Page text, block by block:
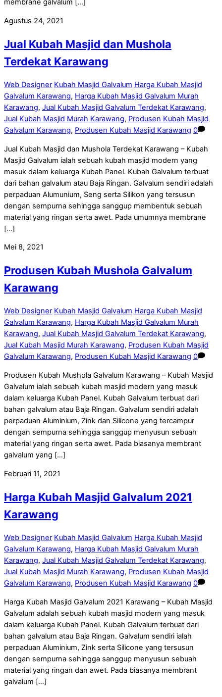
membrane galvalum […]
Agustus 24, 2021
Jual Kubah Masjid dan Mushola
Terdekat Karawang
Web Designer Kubah Masjid Galvalum Harga Kubah Masjid
Galvalum Karawang, Harga Kubah Masjid Galvalum Murah
Karawang, Jual Kubah Masjid Galvalum Terdekat Karawang,
Jual Kubah Masjid Murah Karawang, Produsen Kubah Masjid
Galvalum Karawang, Produsen Kubah Masjid Karawang 0
Jual Kubah Masjid dan Mushola Terdekat Karawang – Kubah
Masjid Galvalum ialah sebuah kubah masjid modern yang
masuk dalam keluarga Kubah Panel. Kubah Galvalum terbuat
dari bahan galvalum atau Baja Ringan. Galvalum sendiri adalah
perpaduan Alumunium, Seng serta Silikon yang tersusun
dengan sempurna sehingga sanggup membentuk sebuah
material yang ringan serta awet. Pada umumnya membrane
[…]
Mei 8, 2021
Produsen Kubah Mushola Galvalum
Karawang
Web Designer Kubah Masjid Galvalum Harga Kubah Masjid
Galvalum Karawang, Harga Kubah Masjid Galvalum Murah
Karawang, Jual Kubah Masjid Galvalum Terdekat Karawang,
Jual Kubah Masjid Murah Karawang, Produsen Kubah Masjid
Galvalum Karawang, Produsen Kubah Masjid Karawang 0
Produsen Kubah Mushola Galvalum Karawang – Kubah Masjid
Galvalum ialah sebuah kubah masjid modern yang masuk
dalam keluarga Kubah Panel. Kubah Galvalum terbuat dari
bahan galvalum atau Baja Ringan. Galvalum sendiri adalah
perpaduan Aluminium, Zink dan Silicone yang tercampur
dengan sempurna sehingga sanggup menyusun sebuah
material yang ringan serta awet. Pada biasanya membrant
galvalum yang […]
Februari 11, 2021
Harga Kubah Masjid Galvalum 2021
Karawang
Web Designer Kubah Masjid Galvalum Harga Kubah Masjid
Galvalum Karawang, Harga Kubah Masjid Galvalum Murah
Karawang, Jual Kubah Masjid Galvalum Terdekat Karawang,
Jual Kubah Masjid Murah Karawang, Produsen Kubah Masjid
Galvalum Karawang, Produsen Kubah Masjid Karawang 0
Harga Kubah Masjid Galvalum 2021 Karawang – Kubah Masjid
Galvalum adalah sebuah kubah masjid modern yang masuk
dalam keluarga Kubah Panel. Kubah Galvalum terbuat dari
bahan galvalum atau Baja Ringan. Galvalum sendiri ialah
perpaduan Aluminium, Zink serta Silicone yang tersusun
dengan sempurna sehingga sanggup menyusun sebuah
material yang ringan dan awet. Pada biasanya membrant
galvalum […]